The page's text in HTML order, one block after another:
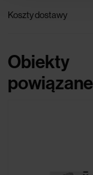
Koszty dostawy
Obiekty
powiązane